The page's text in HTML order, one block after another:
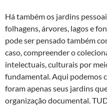
Há também os jardins
folhagens, árvores, lagos e
pode ser pensado também
caso, compreender o
intelectuais, culturais por
fundamental. Aqui podemos
foram apenas seus jardins
organização documental.